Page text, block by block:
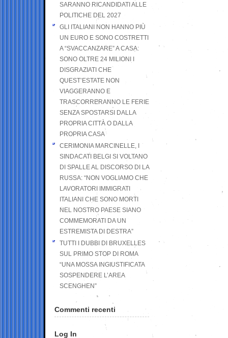
SARANNO RICANDIDATI ALLE
POLITICHE DEL 2027
GLI ITALIANI NON HANNO PIÙ
UN EURO E SONO COSTRETTI
A “SVACCANZARE” A CASA:
SONO OLTRE 24 MILIONI I
DISGRAZIATI CHE
QUEST’ESTATE NON
VIAGGERANNO E
TRASCORRERANNO LE FERIE
SENZA SPOSTARSI DALLA
PROPRIA CITTÀ O DALLA
PROPRIA CASA
CERIMONIA MARCINELLE, I
SINDACATI BELGI SI VOLTANO
DI SPALLE AL DISCORSO DI LA
RUSSA: “NON VOGLIAMO CHE
LAVORATORI IMMIGRATI
ITALIANI CHE SONO MORTI
NEL NOSTRO PAESE SIANO
COMMEMORATI DA UN
ESTREMISTA DI DESTRA”
TUTTI I DUBBI DI BRUXELLES
SUL PRIMO STOP DI ROMA
“UNA MOSSA INGIUSTIFICATA
SOSPENDERE L’AREA
SCENGHEN”
Commenti recenti
Log In